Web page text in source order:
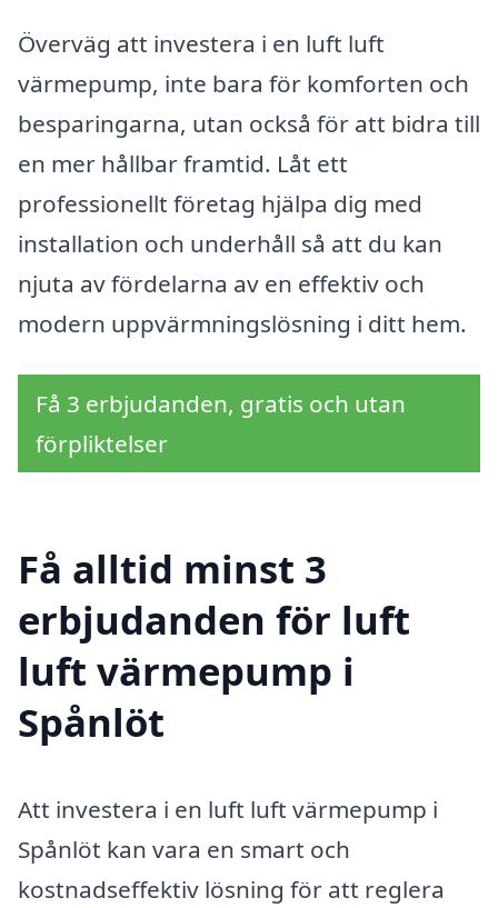
Överväg att investera i en luft luft
värmepump, inte bara för komforten och
besparingarna, utan också för att bidra till
en mer hållbar framtid. Låt ett
professionellt företag hjälpa dig med
installation och underhåll så att du kan
njuta av fördelarna av en effektiv och
modern uppvärmningslösning i ditt hem.
Få 3 erbjudanden, gratis och utan
förpliktelser
Få alltid minst 3
erbjudanden för luft
luft värmepump i
Spånlöt
Att investera i en luft luft värmepump i
Spånlöt kan vara en smart och
kostnadseffektiv lösning för att reglera